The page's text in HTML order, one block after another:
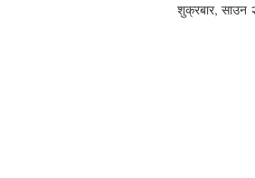
शुक्रबार, साउन